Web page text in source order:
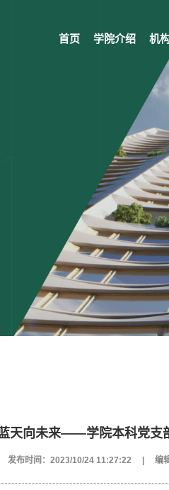
首页 学院介绍 机
天向未来——学院本科党支
发布时间：2023/10/24 11:27:22 编